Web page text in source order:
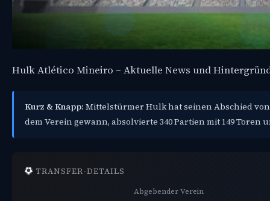
Hulk Atlético Mineiro – Aktuelle News und
Kurz & Knapp: Mittelstürmer Hulk hat seinen Abschied
dem Verein gewann, absolvierte 340 Partien mit 149 Toren
TRANSFER-DETAILS
Abgebender Verein